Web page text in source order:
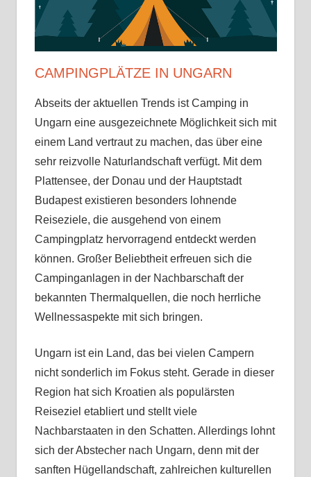
Sehenswürdigkeiten
CAMPINGPLÄTZE IN UNGARN
Abseits der aktuellen Trends ist Camping in
Ungarn eine ausgezeichnete Möglichkeit sich mit
einem Land vertraut zu machen, das über eine
sehr reizvolle Naturlandschaft verfügt. Mit dem
Plattensee, der Donau und der Hauptstadt
Budapest existieren besonders lohnende
Reiseziele, die ausgehend von einem
Campingplatz hervorragend entdeckt werden
können. Großer Beliebtheit erfreuen sich die
Campinganlagen in der Nachbarschaft der
bekannten Thermalquellen, die noch herrliche
Wellnessaspekte mit sich bringen.
Ungarn ist ein Land, das bei vielen Campern
nicht sonderlich im Fokus steht. Gerade in dieser
Region hat sich Kroatien als populärsten
Reiseziel etabliert und stellt viele
Nachbarstaaten in den Schatten. Allerdings lohnt
sich der Abstecher nach Ungarn, denn mit der
sanften Hügellandschaft, zahlreichen kulturellen